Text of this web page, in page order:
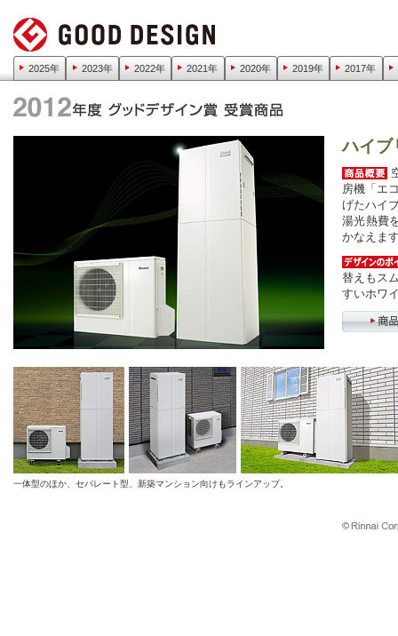
2025年 2023年 2022年 2021年 2020年 2019年 2017年
ハイブ
房機「エ
げたハイ
湯光熱費
かなえま
替えもス
すいホワ
一体型のほか、セパレート型、新築マンション向けもラインアップ。